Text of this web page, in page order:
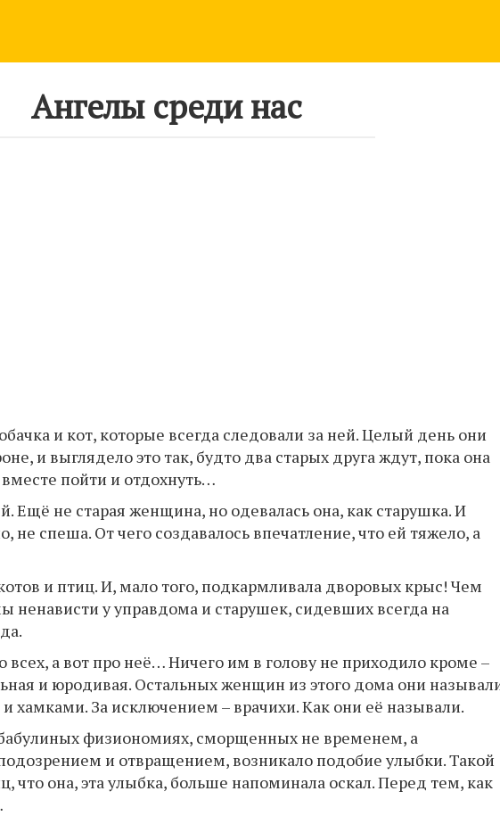
Ангелы среди нас
и кот, которые всегда следовали за ней. Целый день они
и выглядело это так, будто два старых друга ждут, пока она
пойти и отдохнуть…
Ещё не старая женщина, но одевалась она, как старушка. И
не спеша. От чего создавалось впечатление, что ей тяжело, а
и птиц. И, мало того, подкармливала дворовых крыс! Чем
ненависти у управдома и старушек, сидевших всегда на
всех, а вот про неё… Ничего им в голову не приходило кроме –
и юродивая. Остальных женщин из этого дома они
хамками. За исключением – врачихи. Как они её называли.
бабулиных физиономиях, сморщенных не временем, а
и отвращением, возникало подобие улыбки. Такой
что она, эта улыбка, больше напоминала оскал. Перед тем, как